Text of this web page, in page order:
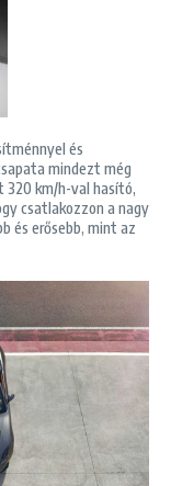
és
mindezt még
320 km/h-val hasító,
csatlakozzon a nagy
és erősebb, mint az